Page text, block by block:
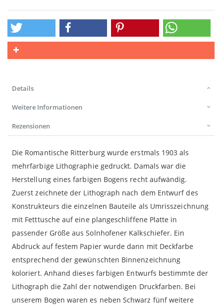
Details
Weitere Informationen
Rezensionen
Die Romantische Ritterburg wurde erstmals 1903 als
mehrfarbige Lithographie gedruckt. Damals war die
Herstellung eines farbigen Bogens recht aufwändig.
Zuerst zeichnete der Lithograph nach dem Entwurf des
Konstrukteurs die einzelnen Bauteile als Umrisszeichnung
mit Fetttusche auf eine plangeschliffene Platte in
passender Größe aus Solnhofener Kalkschiefer. Ein
Abdruck auf festem Papier wurde dann mit Deckfarbe
entsprechend der gewünschten Binnenzeichnung
koloriert. Anhand dieses farbigen Entwurfs bestimmte der
Lithograph die Zahl der notwendigen Druckfarben. Bei
unserem Bogen waren es neben Schwarz fünf weitere